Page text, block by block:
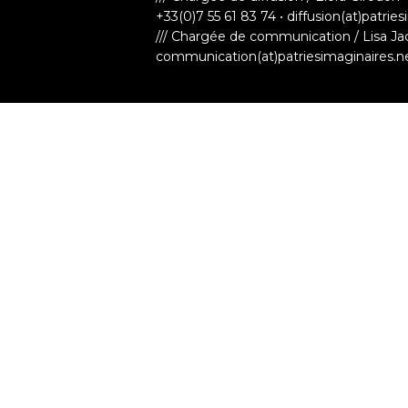
+33(0)7 55 61 83 74 •
/// Chargée de communication / Lisa